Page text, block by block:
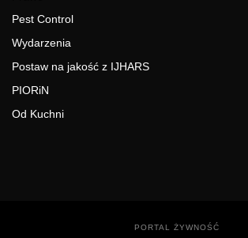
Pest Control
Wydarzenia
Postaw na jakość z IJHARS
PIORiN
Od Kuchni
PORTAL ŻYWNOŚĆ